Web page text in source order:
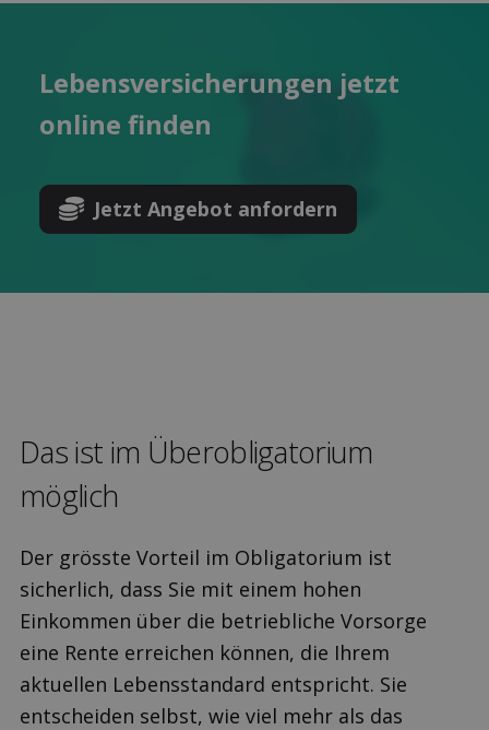
Lebens­versicherungen jetzt
online finden
Jetzt Angebot anfordern
Das ist im Über­obligatorium
möglich
Der grösste Vorteil im Obligatorium ist
sicherlich, dass Sie mit einem hohen
Einkommen über die betriebliche Vorsorge
eine Rente erreichen können, die Ihrem
aktuellen Lebensstandard entspricht. Sie
entscheiden selbst, wie viel mehr als das